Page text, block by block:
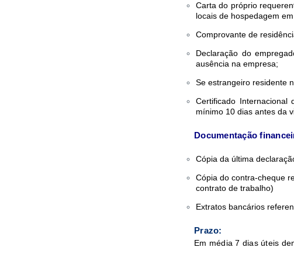
Carta do próprio
locais de hospedagem
Comprovante de
Declaração do
ausência na empresa;
Se estrangeiro residente
Certificado
mínimo 10 dias antes da
Documentação
Cópia da última
Cópia do contra-cheque
contrato de trabalho)
Extratos bancários
Prazo:
Em média 7 dias úteis